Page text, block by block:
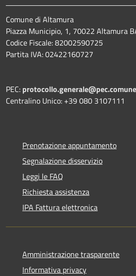
Comune di Altamura
Piazza Municipio, 1, 70022 Altamura
Codice Fiscale: 82002590725
Partita IVA: 02422160727
PEC:
Centralino Unico: +39 080 3107111
Prenotazione appuntamento
Segnalazione disservizio
Leggi le FAQ
Richiesta assistenza
IPA Fattura elettronica
Amministrazione trasparente
Informativa privacy